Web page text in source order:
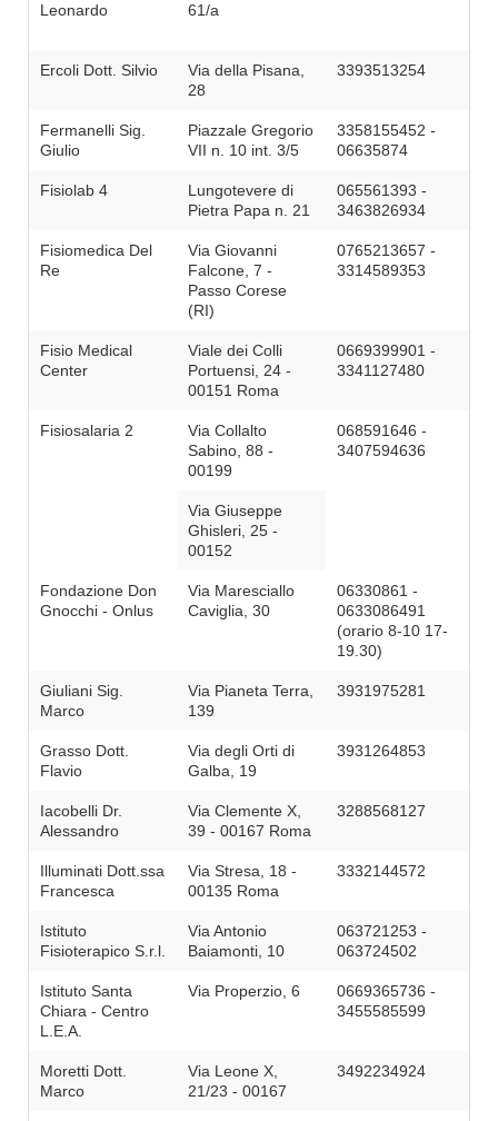
Leonardo
61/a
Ercoli Dott. Silvio
Via della Pisana,
28
3393513254
Fermanelli Sig.
Giulio
Piazzale Gregorio
VII n. 10 int. 3/5
3358155452 -
06635874
Fisiolab 4
Lungotevere di
Pietra Papa n. 21
065561393 -
3463826934
Fisiomedica Del
Re
Via Giovanni
Falcone, 7 -
Passo Corese
(RI)
0765213657 -
3314589353
Fisio Medical
Center
Viale dei Colli
Portuensi, 24 -
00151 Roma
0669399901 -
3341127480
Fisiosalaria 2
Via Collalto
Sabino, 88 -
00199
068591646 -
3407594636
Via Giuseppe
Ghisleri, 25 -
00152
Fondazione Don
Gnocchi - Onlus
Via Maresciallo
Caviglia, 30
06330861 -
0633086491
(orario 8-10 17-
19.30)
Giuliani Sig.
Marco
Via Pianeta Terra,
139
3931975281
Grasso Dott.
Flavio
Via degli Orti di
Galba, 19
3931264853
Iacobelli Dr.
Alessandro
Via Clemente X,
39 - 00167 Roma
3288568127
Illuminati Dott.ssa
Francesca
Via Stresa, 18 -
00135 Roma
3332144572
Istituto
Fisioterapico S.r.l.
Via Antonio
Baiamonti, 10
063721253 -
063724502
Istituto Santa
Chiara - Centro
L.E.A.
Via Properzio, 6
0669365736 -
3455585599
Moretti Dott.
Marco
Via Leone X,
21/23 - 00167
3492234924